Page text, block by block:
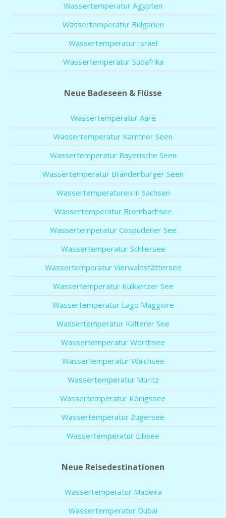
Wassertemperatur Ägypten
Wassertemperatur Bulgarien
Wassertemperatur Israel
Wassertemperatur Südafrika
Neue Badeseen & Flüsse
Wassertemperatur Aare
Wassertemperatur Kärntner Seen
Wassertemperatur Bayerische Seen
Wassertemperatur Brandenburger Seen
Wassertemperaturen in Sachsen
Wassertemperatur Brombachsee
Wassertemperatur Cospudener See
Wassertemperatur Schliersee
Wassertemperatur Vierwaldstättersee
Wassertemperatur Kulkwitzer See
Wassertemperatur Lago Maggiore
Wassertemperatur Kalterer See
Wassertemperatur Wörthsee
Wassertemperatur Walchsee
Wassertemperatur Müritz
Wassertemperatur Königssee
Wassertemperatur Zugersee
Wassertemperatur Eibsee
Neue Reisedestinationen
Wassertemperatur Madeira
Wassertemperatur Dubai